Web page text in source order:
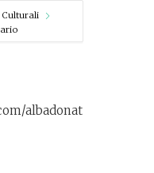
Culturali
albadonat